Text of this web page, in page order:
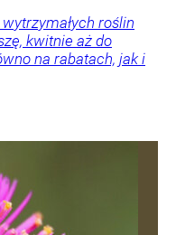
roślin
kwitnie aż do
na rabatach, jak i